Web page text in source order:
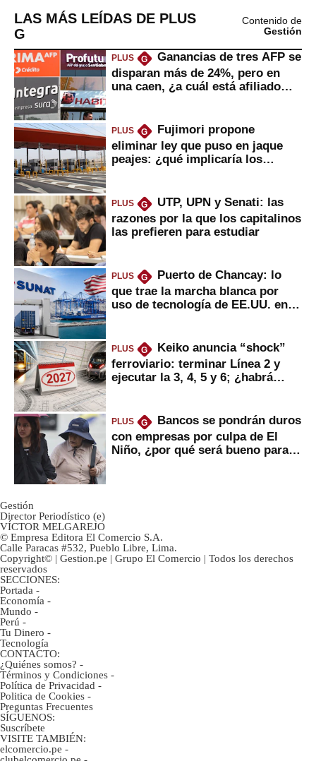
LAS MÁS LEÍDAS DE PLUS
G
Contenido de
Gestión
PLUS G
Ganancias de tres AFP se
disparan más de 24%, pero en
una caen, ¿a cuál está afiliado
PLUS G
Fujimori propone
eliminar ley que puso en jaque
peajes: ¿qué implicaría los
PLUS G
UTP, UPN y Senati: las
razones por la que los capitalinos
las prefieren para estudiar
PLUS G
Puerto de Chancay: lo
que trae la marcha blanca por
uso de tecnología de EE.UU. en
PLUS G
Keiko anuncia “shock”
ferroviario: terminar Línea 2 y
ejecutar la 3, 4, 5 y 6; ¿habrá
PLUS G
Bancos se pondrán duros
con empresas por culpa de El
Niño, ¿por qué será bueno para
Gestión
Director Periodístico (e)
VÍCTOR MELGAREJO
© Empresa Editora El Comercio S.A.
Calle Paracas #532, Pueblo Libre, Lima.
Copyright© | Gestion.pe | Grupo El Comercio | Todos los derechos
reservados
SECCIONES:
Portada -
Economía -
Mundo -
Perú -
Tu Dinero -
Tecnología
CONTACTO:
¿Quiénes somos? -
Términos y Condiciones -
Política de Privacidad -
Politica de Cookies -
Preguntas Frecuentes
SÍGUENOS:
Suscríbete
VISITE TAMBIÉN:
elcomercio.pe -